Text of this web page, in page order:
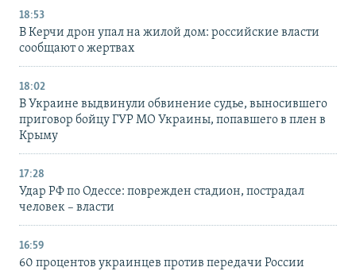
18:53
В Керчи дрон упал на жилой дом: российские власти
сообщают о жертвах
18:02
В Украине выдвинули обвинение судье, выносившего
приговор бойцу ГУР МО Украины, попавшего в плен в
Крыму
17:28
Удар РФ по Одессе: поврежден стадион, пострадал
человек – власти
16:59
60 процентов украинцев против передачи России